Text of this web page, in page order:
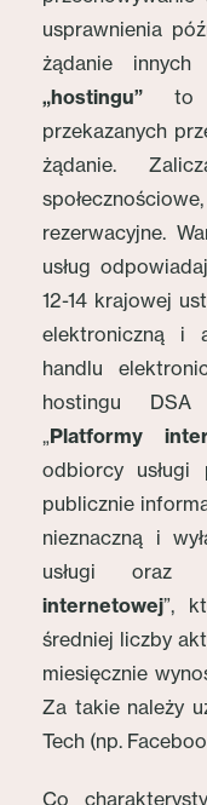
usprawnienia
żądanie
„hostingu” to
przekazanych
żądanie.
rezerwacyjne.
usług
12-14 krajowej
elektroniczną i
handlu
hostingu
„Platformy
odbiorcy usługi
publicznie
nieznaczną i
usługi oraz
internetowej”,
średniej liczby
miesięcznie
Za takie należy
Tech (np.
Co